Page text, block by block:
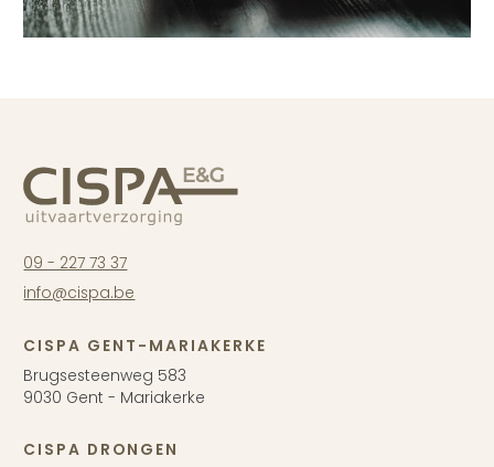
09 - 227 73 37
info@cispa.be
CISPA GENT-MARIAKERKE
Brugsesteenweg 583
9030 Gent - Mariakerke
CISPA DRONGEN